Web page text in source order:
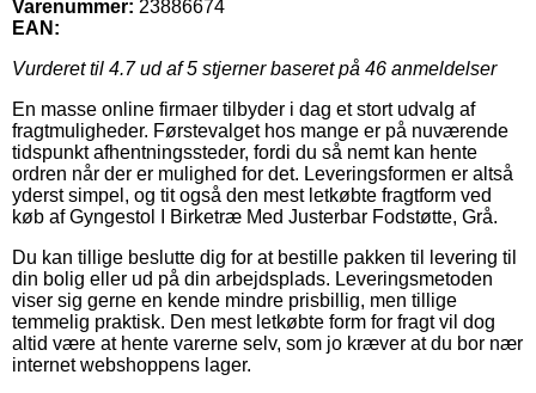
Varenummer: 23886674
EAN:
Vurderet til 4.7ud af 5 stjerner baseret på 46 anmeldelser
En masse online firmaer tilbyder i dag et stort udvalg af
fragtmuligheder. Førstevalget hos mange er på nuværende
tidspunkt afhentningssteder, fordi du så nemt kan hente
ordren når der er mulighed for det. Leveringsformen er altså
yderst simpel, og tit også den mest letkøbte fragtform ved
køb af Gyngestol I Birketræ Med Justerbar Fodstøtte, Grå.
Du kan tillige beslutte dig for at bestille pakken til levering til
din bolig eller ud på din arbejdsplads. Leveringsmetoden
viser sig gerne en kende mindre prisbillig, men tillige
temmelig praktisk. Den mest letkøbte form for fragt vil dog
altid være at hente varerne selv, som jo kræver at du bor nær
internet webshoppens lager.